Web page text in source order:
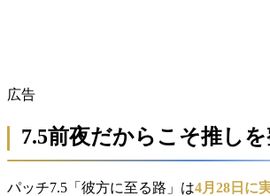
広告
7.5前夜だからこそ推し
パッチ7.5「彼方に至る路」は4月28日に